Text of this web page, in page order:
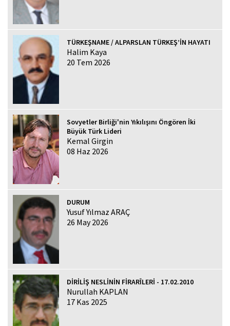
TÜRKEŞNAME / ALPARSLAN TÜRKEŞ’İN HAYATI
Halim Kaya
20 Tem 2026
Sovyetler Birliği'nin Yıkılışını Öngören İki
Büyük Türk Lideri
Kemal Girgin
08 Haz 2026
DURUM
Yusuf Yılmaz ARAÇ
26 May 2026
DİRİLİŞ NESLİNİN FİRARÎLERİ - 17.02.2010
Nurullah KAPLAN
17 Kas 2025